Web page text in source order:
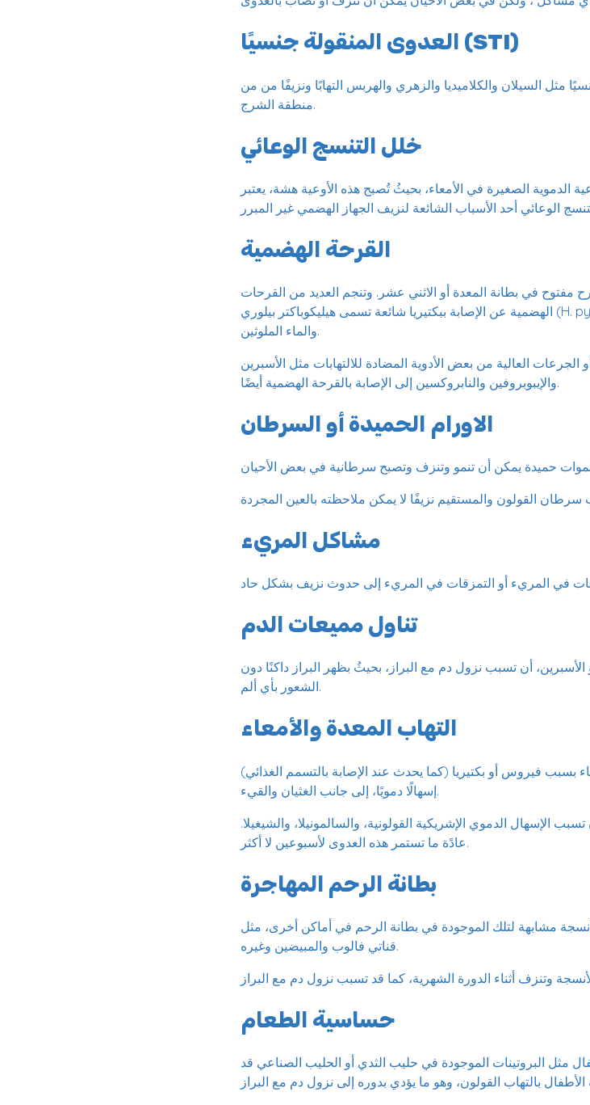
العدوى المنقولة جنسيًا (STI)
مثل السيلان والكلاميديا ​​والزهري والهربس التهابًا ونزيفًا من من
منطقة الشرج.
خلل التنسج الوعائي
الدموية الصغيرة في الأمعاء، بحيثُ تُصبح هذه الأوعية هشة، يعتبر
القرحة الهضمية
في بطانة المعدة أو الاثني عشر. وتنجم العديد من القرحات
الهضمية عن الإصابة ببكتيريا شائعة تسمى هيليكوباكتر بيلوري (H. pylori)، والتي تنتشر عن طريق تناول الغذاء
والماء الملوثين.
العالية من بعض الأدوية المضادة للالتهابات مثل الأسبرين
والإيبوبروفين والنابروكسين إلى الإصابة بالقرحة الهضمية أيضًا.
الاورام الحميدة أو السرطان
مشاكل المريء
تناول مميعات الدم
أن تسبب نزول دم مع البراز، بحيثُ بظهر البراز داكنًا دون
الشعور بأي ألم.
التهاب المعدة والأمعاء
بسبب فيروس أو بكتيريا (كما يحدث عند الإصابة بالتسمم الغذائي)
إسهالًا دمويًا، إلى جانب الغثيان والقيء.
الإسهال الدموي الإشريكية القولونية، والسالمونيلا، والشيغيلا.
عادًة ما تستمر هذه العدوى لأسبوعين لا أكثر.
بطانة الرحم المهاجرة
مشابهة لتلك الموجودة في بطانة الرحم في أماكن أخرى، مثل
قناتي فالوب والمبيضين وغيره.
حساسية الطعام
مثل البروتينات الموجودة في حليب الثدي أو الحليب الصناعي قد